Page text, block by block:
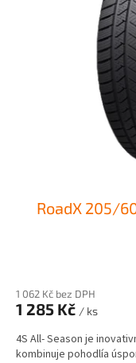
RoadX 205/60
1 062 Kč bez DPH
1 285 Kč / ks
4S All- Season je
kombinuje pohodlía